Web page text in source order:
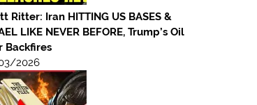
Ritter: Iran HITTING US BASES &
LIKE NEVER BEFORE, Trump’s Oil
Backfires
2026